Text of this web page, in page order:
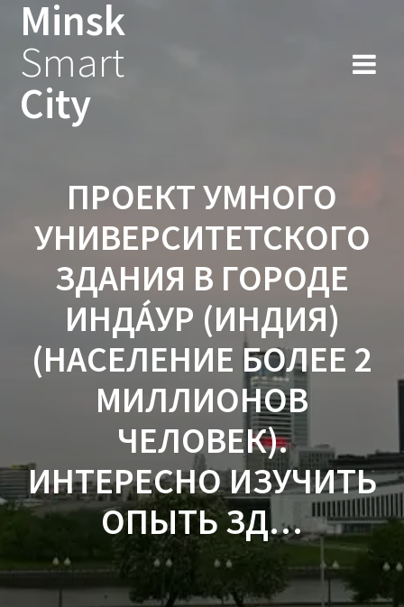
Minsk
Smart
City
ПРОЕКТ УМНОГО
УНИВЕРСИТЕТСКОГО
ЗДАНИЯ В ГОРОДЕ
ИНДА́УР (ИНДИЯ)
(НАСЕЛЕНИЕ БОЛЕЕ 2
МИЛЛИОНОВ
ЧЕЛОВЕК).
ИНТЕРЕСНО ИЗУЧИТЬ
ОПЫТЬ ЗД…